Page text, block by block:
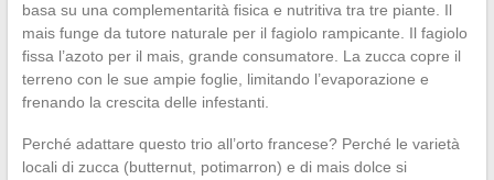
basa su una complementarità fisica e nutritiva tra tre piante. Il
mais funge da tutore naturale per il fagiolo rampicante. Il fagiolo
fissa l’azoto per il mais, grande consumatore. La zucca copre il
terreno con le sue ampie foglie, limitando l’evaporazione e
frenando la crescita delle infestanti.
Perché adattare questo trio all’orto francese? Perché le varietà
locali di zucca (butternut, potimarron) e di mais dolce si